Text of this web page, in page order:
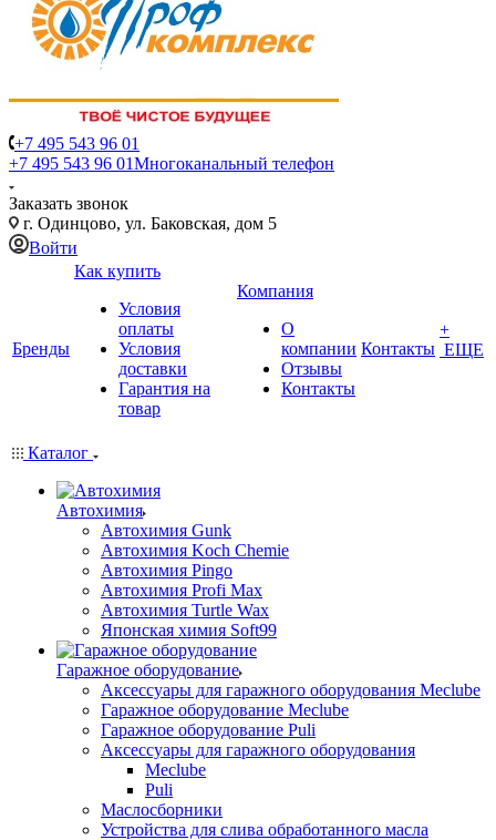
+7 495 543 96 01
+7 495 543 96 01Многоканальный телефон
Заказать звонок
г. Одинцово, ул. Баковская, дом 5
Войти
Бренды
Как купить
Условия
оплаты
Условия
доставки
Гарантия на
товар
Компания
О
компании
Отзывы
Контакты
Контакты
+
ЕЩЕ
Каталог
Автохимия
Автохимия Gunk
Автохимия Koch Chemie
Автохимия Pingo
Автохимия Profi Max
Автохимия Turtle Wax
Японская химия Soft99
Гаражное оборудование
Аксессуары для гаражного оборудования Meclube
Гаражное оборудование Meclube
Гаражное оборудование Puli
Аксессуары для гаражного оборудования
Meclube
Puli
Маслосборники
Устройства для слива обработанного масла